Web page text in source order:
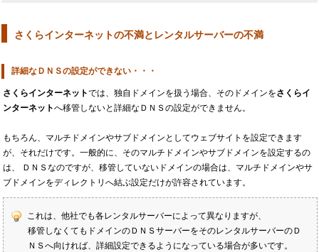
さくらインターネットの不満とレンタルサーバーの不満
詳細なＤＮＳの設定ができない・・・
さくらインターネットでは、独自ドメインを扱う場合、そのドメインをさくらイ
ンターネットへ移管しないと詳細なＤＮＳの設定ができません。
もちろん、マルチドメインやサブドメインとしてウェブサイトを設定できます
が、それだけです。一般的に、そのマルチドメインやサブドメインを設定するの
は、 ＤＮＳなのですが、移管していないドメインの場合は、マルチドメインやサ
ブドメインをディレクトリへ結ぶ設定だけが許容されています。
これは、他社でも各レンタルサーバーによって異なりますが、
移管しなくてもドメインのＤＮＳサーバーをそのレンタルサーバーのＤ
ＮＳへ向ければ、詳細設定できるようになっている場合が多いです。